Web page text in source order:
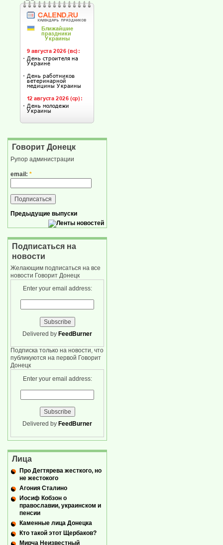
Говорит Донецк
Рупор администрации
email: *
Предыдущие выпуски
Подписаться на
новости
Желающим подписаться на все
новости Говорит Донецк
Enter your email address:
Delivered by FeedBurner
Подписка только на новости, что
публикуются на первой Говорит
Донецк
Enter your email address:
Delivered by FeedBurner
Лица
Про Дегтярева жесткого, но
не жестокого
Агония Сталино
Иосиф Кобзон о
православии, украинском и
пенсии
Каменные лица Донецка
Кто такой этот Щербаков?
Мирча Неизвестный